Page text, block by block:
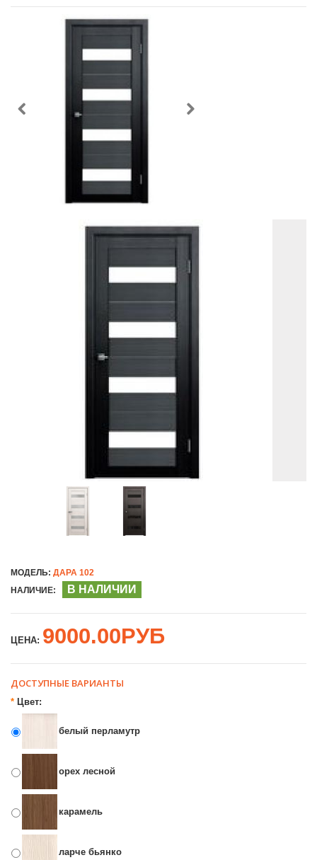
МОДЕЛЬ: ДАРА 102
НАЛИЧИЕ:
В НАЛИЧИИ
ЦЕНА: 9000.00РУБ
ДОСТУПНЫЕ ВАРИАНТЫ
* Цвет:
белый перламутр
орех лесной
карамель
ларче бьянко